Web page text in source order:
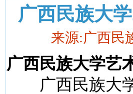
广西民族大
来源:广西民
广西民族大学艺
广西民族大学